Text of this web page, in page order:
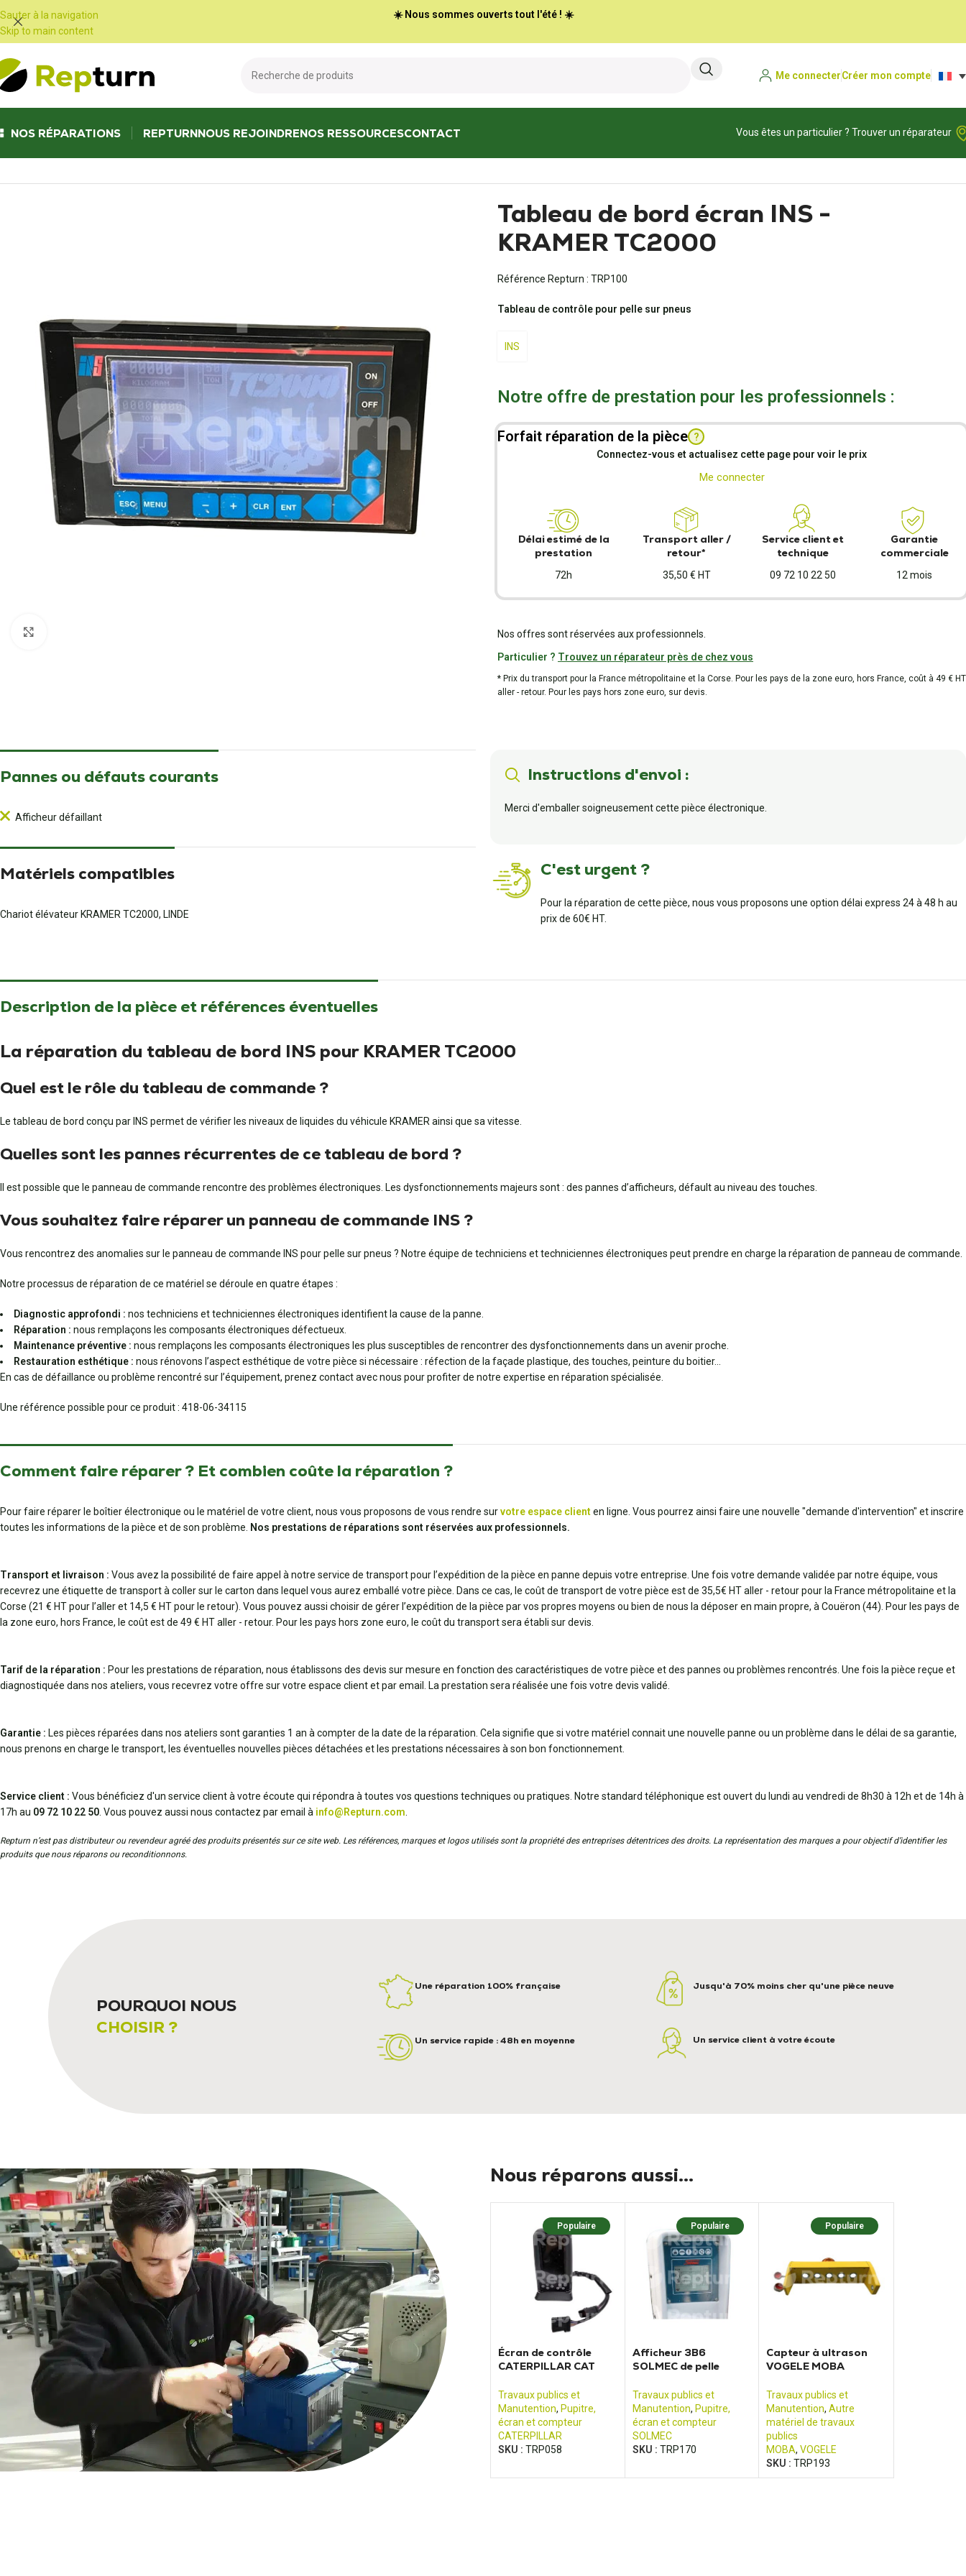
Sauter à la navigation
Skip to main content
☀️ Nous sommes ouverts tout l'été ! ☀️
Me connecterCréer mon compte
NOS RÉPARATIONS REPTURNNOUS REJOINDRENOS RESSOURCESCONTACT
Vous êtes un particulier ? Trouver un réparateur
Tableau de bord écran INS -
KRAMER TC2000
Référence Repturn : TRP100
Tableau de contrôle pour pelle sur pneus
INS
Notre offre de prestation pour les professionnels :
Forfait réparation de la pièce ?
Connectez-vous et actualisez cette page pour voir le prix
Me connecter
Délai estimé de la
prestation
72h
Transport aller /
retour*
35,50 € HT
Service client et
technique
09 72 10 22 50
Garantie
commerciale
12 mois
Nos offres sont réservées aux professionnels.
Particulier ? Trouvez un réparateur près de chez vous
* Prix du transport pour la France métropolitaine et la Corse. Pour les pays de la zone euro, hors France, coût à 49 € HT
aller - retour. Pour les pays hors zone euro, sur devis.
Pannes ou défauts courants
Afficheur défaillant
Matériels compatibles
Chariot élévateur KRAMER TC2000, LINDE
Instructions d'envoi :
Merci d'emballer soigneusement cette pièce électronique.
C'est urgent ?
Pour la réparation de cette pièce, nous vous proposons une option délai express 24 à 48 h au
prix de 60€ HT.
Description de la pièce et références éventuelles
La réparation du tableau de bord INS pour KRAMER TC2000
Quel est le rôle du tableau de commande ?
Le tableau de bord conçu par INS permet de vérifier les niveaux de liquides du véhicule KRAMER ainsi que sa vitesse.
Quelles sont les pannes récurrentes de ce tableau de bord ?
Il est possible que le panneau de commande rencontre des problèmes électroniques. Les dysfonctionnements majeurs sont : des pannes d’afficheurs, défault au niveau des touches.
Vous souhaitez faire réparer un panneau de commande INS ?
Vous rencontrez des anomalies sur le panneau de commande INS pour pelle sur pneus ? Notre équipe de techniciens et techniciennes électroniques peut prendre en charge la réparation de panneau de commande.
Notre processus de réparation de ce matériel se déroule en quatre étapes :
Diagnostic approfondi : nos techniciens et techniciennes électroniques identifient la cause de la panne.
Réparation : nous remplaçons les composants électroniques défectueux.
Maintenance préventive : nous remplaçons les composants électroniques les plus susceptibles de rencontrer des dysfonctionnements dans un avenir proche.
Restauration esthétique : nous rénovons l’aspect esthétique de votre pièce si nécessaire : réfection de la façade plastique, des touches, peinture du boitier…
En cas de défaillance ou problème rencontré sur l’équipement, prenez contact avec nous pour profiter de notre expertise en réparation spécialisée.
Une référence possible pour ce produit : 418-06-34115
Comment faire réparer ? Et combien coûte la réparation ?
Pour faire réparer le boîtier électronique ou le matériel de votre client, nous vous proposons de vous rendre survotre espace clienten ligne. Vous pourrez ainsi faire une nouvelle "demande d'intervention" et inscrire
toutes les informations de la pièce et de son problème. Nos prestations de réparations sont réservées aux professionnels.
Transport et livraison : Vous avez la possibilité de faire appel à notre service de transport pour l’expédition de la pièce en panne depuis votre entreprise. Une fois votre demande validée par notre équipe, vous
recevrez une étiquette de transport à coller sur le carton dans lequel vous aurez emballé votre pièce. Dans ce cas, le coût de transport de votre pièce est de 35,5€ HT aller - retour pour la France métropolitaine et la
Corse (21 € HT pour l’aller et 14,5 € HT pour le retour). Vous pouvez aussi choisir de gérer l’expédition de la pièce par vos propres moyens ou bien de nous la déposer en main propre, à Couëron (44). Pour les pays de
la zone euro, hors France, le coût est de 49 € HT aller - retour. Pour les pays hors zone euro, le coût du transport sera établi sur devis.
Tarif de la réparation : Pour les prestations de réparation, nous établissons des devis sur mesure en fonction des caractéristiques de votre pièce et des pannes ou problèmes rencontrés. Une fois la pièce reçue et
diagnostiquée dans nos ateliers, vous recevrez votre offre sur votre espace client et par email. La prestation sera réalisée une fois votre devis validé.
Garantie : Les pièces réparées dans nos ateliers sont garanties 1 an à compter de la date de la réparation. Cela signifie que si votre matériel connait une nouvelle panne ou un problème dans le délai de sa garantie,
nous prenons en charge le transport, les éventuelles nouvelles pièces détachées et les prestations nécessaires à son bon fonctionnement.
Service client : Vous bénéficiez d'un service client à votre écoute qui répondra à toutes vos questions techniques ou pratiques. Notre standard téléphonique est ouvert du lundi au vendredi de 8h30 à 12h et de 14h à
17h au 09 72 10 22 50 . Vous pouvez aussi nous contactez par email à info@Repturn.com
Repturn n’est pas distributeur ou revendeur agréé des produits présentés sur ce site web. Les références, marques et logos utilisés sont la propriété des entreprises détentrices des droits. La représentation des marques a pour objectif d’identifier les
produits que nous réparons ou reconditionnons.
POURQUOI NOUS
CHOISIR ?
Une réparation 100% française
Un service rapide : 48h en moyenne
Jusqu'à 70% moins cher qu'une pièce neuve
Un service client à votre écoute
Nous réparons aussi...
Populaire
Écran de contrôle
CATERPILLAR CAT
325D 330D
Travaux publics et
Manutention, Pupitre,
écran et compteur
CATERPILLAR
SKU : TRP058
Populaire
Afficheur 3B6
SOLMEC de pelle
Travaux publics et
Manutention, Pupitre,
écran et compteur
SOLMEC
SKU : TRP170
Populaire
Capteur à ultrason
VOGELE MOBA
Travaux publics et
Manutention, Autre
matériel de travaux
publics
MOBA, VOGELE
SKU :TRP193